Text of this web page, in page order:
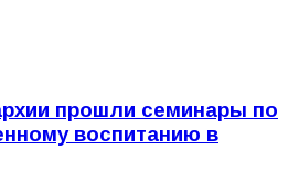
прошли семинары по
воспитанию в